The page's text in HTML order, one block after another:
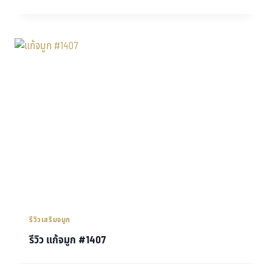
รีวิวเสริมจมูก
รีวิว แก้จมูก #1407